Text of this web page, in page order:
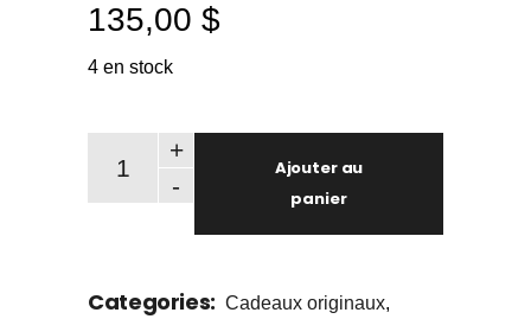
135,00 $
4 en stock
Stylo et boitier artisanal - édition spéciale Papeterie
-
+
Ajouter au
panier
Categories: Cadeaux originaux,